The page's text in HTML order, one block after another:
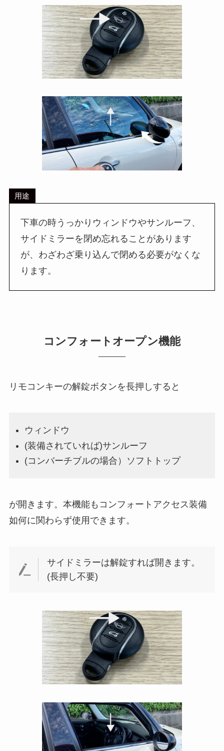
用途
下車の時うっかりウィンドウやサンルーフ、
サイドミラーを閉め忘れることがあります
が、わざわざ乗り込んで閉める必要がなくな
ります。
コンフォートオープン機能
リモコンキーの解錠ボタンを長押しすると
ウィンドウ
(装備されていれば)サンルーフ
(コンバーチブルの場合）ソフトトップ
が開きます。本機能もコンフォートアクセス装備
如何に関わらず使用できます。
サイドミラーは解錠すれば開きます。
(長押し不要)